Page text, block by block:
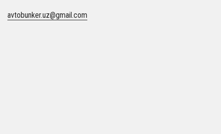
avtobunker.uz@gmail.com